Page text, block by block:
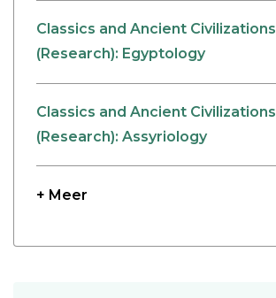
Classics and Ancient Civilizations
(Research): Egyptology
Classics and Ancient Civilizations
(Research): Assyriology
+ Meer